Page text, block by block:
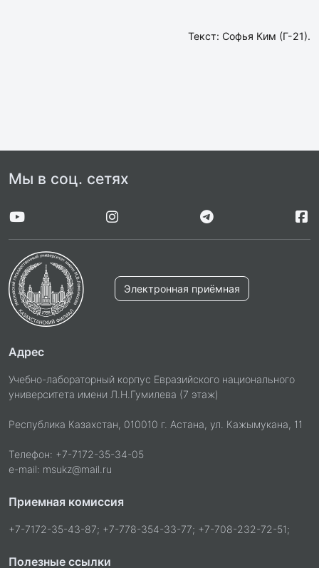
Текст: Софья Ким (Г-21).
Мы в соц. сетях
Электронная приёмная
Адрес
Учебно-лабораторный корпус Евразийского национального
университета имени Л.Н.Гумилева (7 этаж)
Республика Казахстан, 010010 г. Астана, ул. Кажымукана, 11
Телефон: +7-7172-35-34-05
e-mail: msukz@mail.ru
Приемная комиссия
+7-7172-35-43-87; +7-778-354-33-77; +7-708-232-72-51;
Полезные ссылки